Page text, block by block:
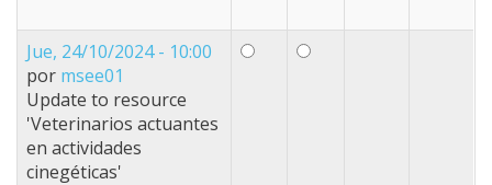
Jue, 24/10/2024 - 10:00
por msee01
Update to resource
'Veterinarios actuantes
en actividades
cinegéticas'